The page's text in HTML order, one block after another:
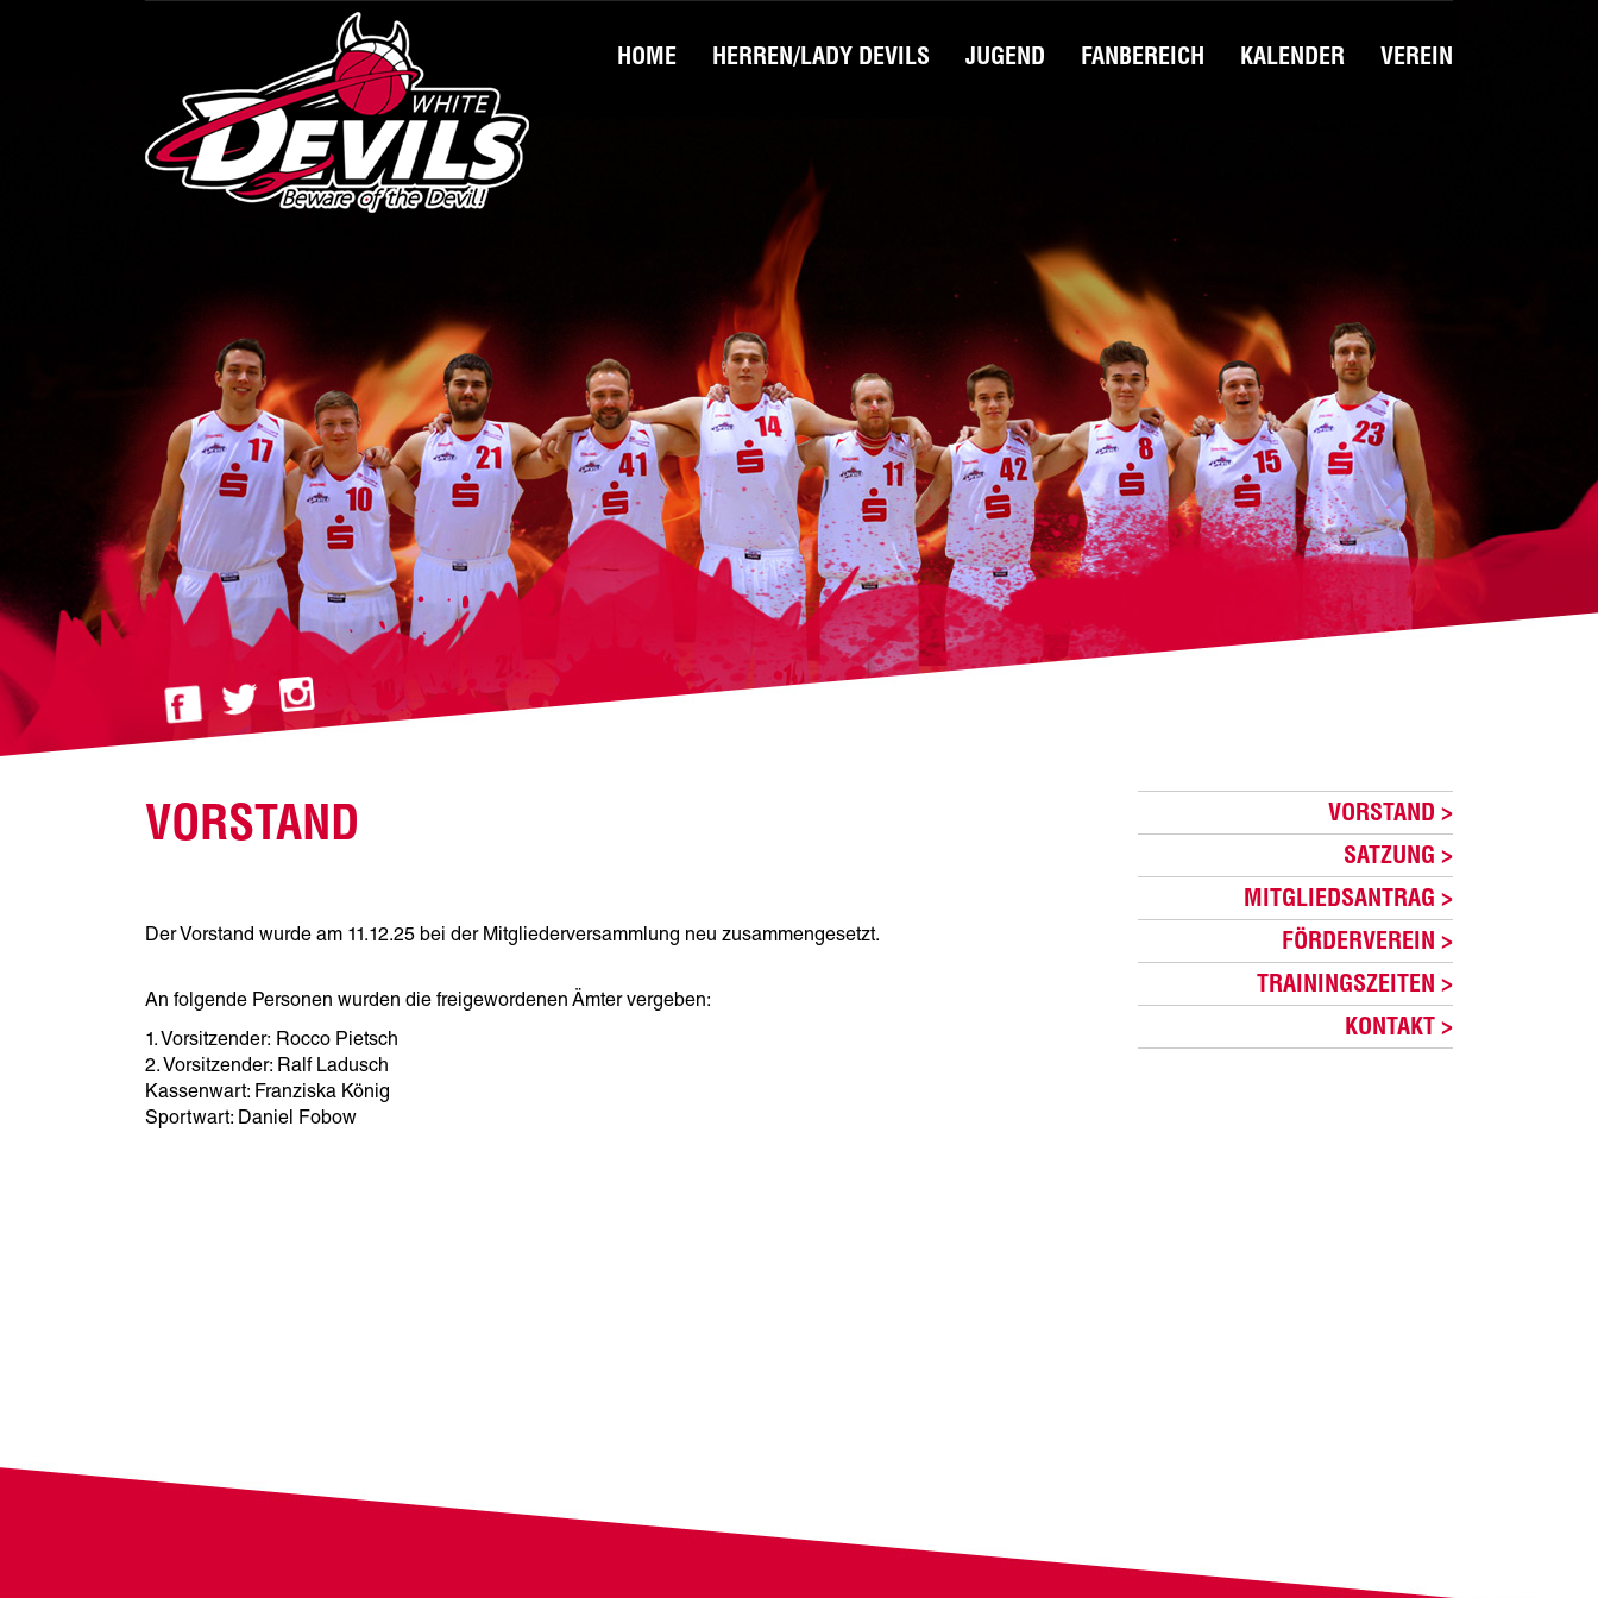
HOME HERREN/LADY DEVILS JUGEND FANBEREICH KALENDER VEREIN
VORSTAND
Der Vorstand wurde am 11.12.25 bei der Mitgliederversammlung neu zusammengesetzt.
An folgende Personen wurden die freigewordenen Ämter vergeben:
1. Vorsitzender: Rocco Pietsch
2. Vorsitzender: Ralf Ladusch
Kassenwart: Franziska König
Sportwart: Daniel Fobow
VORSTAND
SATZUNG
MITGLIEDSANTRAG
FÖRDERVEREIN
TRAININGSZEITEN
KONTAKT